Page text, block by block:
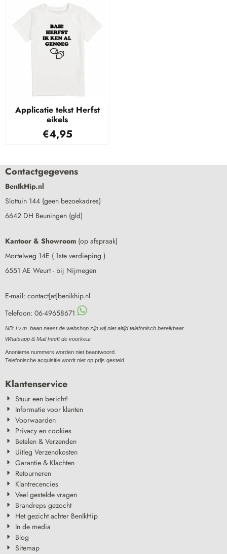
Applicatie tekst Herfst
eikels
€4,95
Contactgegevens
BenIkHip.nl
Slottuin 144 (geen bezoekadres)
6642 DH Beuningen (gld)
Kantoor & Showroom (op afspraak)
Mortelweg 14E ( 1ste verdieping )
6551 AE Weurt - bij Nijmegen
E-mail: contact[at]benikhip.nl
Telefoon: 06-49658671
NB: i.v.m. baan naast de webshop zijn wij niet altijd telefonisch bereikbaar.
Whatsapp & Mail heeft de voorkeur
Anonieme nummers worden niet beantwoord.
Telefonische acquisitie wordt niet op prijs gesteld
Klantenservice
Stuur een bericht!
Informatie voor klanten
Voorwaarden
Privacy en cookies
Betalen & Verzenden
Uitleg Verzendkosten
Garantie & Klachten
Retourneren
Klantrecencies
Veel gestelde vragen
Brandreps gezocht
Het gezicht achter BenIkHip
In de media
Blog
Sitemap